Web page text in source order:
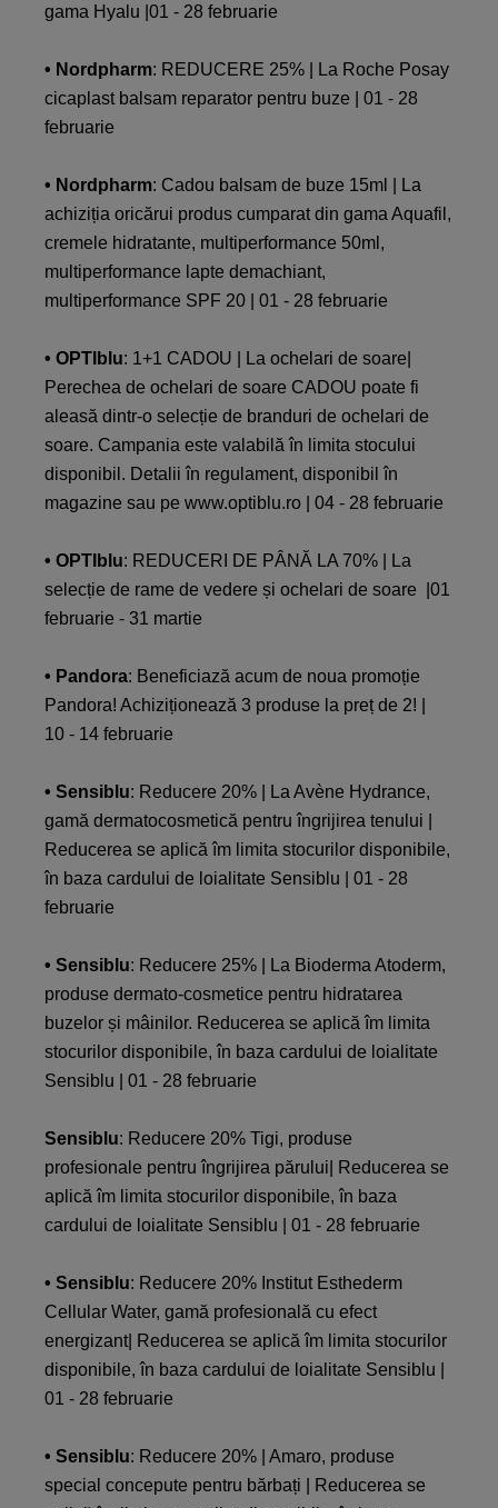
gama Hyalu |01 - 28 februarie
• Nordpharm: REDUCERE 25% | La Roche Posay
cicaplast balsam reparator pentru buze | 01 - 28
februarie
• Nordpharm: Cadou balsam de buze 15ml | La
achiziția oricărui produs cumparat din gama Aquafil,
cremele hidratante, multiperformance 50ml,
multiperformance lapte demachiant,
multiperformance SPF 20 | 01 - 28 februarie
• OPTIblu: 1+1 CADOU | La ochelari de soare|
Perechea de ochelari de soare CADOU poate fi
aleasă dintr-o selecție de branduri de ochelari de
soare. Campania este valabilă în limita stocului
disponibil. Detalii în regulament, disponibil în
magazine sau pe www.optiblu.ro | 04 - 28 februarie
• OPTIblu: REDUCERI DE PÂNĂ LA 70% | La
selecție de rame de vedere și ochelari de soare |01
februarie - 31 martie
• Pandora: Beneficiază acum de noua promoție
Pandora! Achiziționează 3 produse la preț de 2! |
10 - 14 februarie
• Sensiblu: Reducere 20% | La Avène Hydrance,
gamă dermatocosmetică pentru îngrijirea tenului |
Reducerea se aplică îm limita stocurilor disponibile,
în baza cardului de loialitate Sensiblu | 01 - 28
februarie
• Sensiblu: Reducere 25% | La Bioderma Atoderm,
produse dermato-cosmetice pentru hidratarea
buzelor și mâinilor. Reducerea se aplică îm limita
stocurilor disponibile, în baza cardului de loialitate
Sensiblu | 01 - 28 februarie
Sensiblu: Reducere 20% Tigi, produse
profesionale pentru îngrijirea părului| Reducerea se
aplică îm limita stocurilor disponibile, în baza
cardului de loialitate Sensiblu | 01 - 28 februarie
• Sensiblu: Reducere 20% Institut Esthederm
Cellular Water, gamă profesională cu efect
energizant| Reducerea se aplică îm limita stocurilor
disponibile, în baza cardului de loialitate Sensiblu |
01 - 28 februarie
• Sensiblu: Reducere 20% | Amaro, produse
special concepute pentru bărbați | Reducerea se